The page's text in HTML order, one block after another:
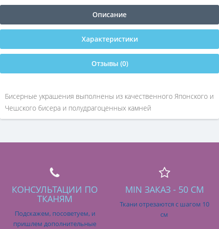
Описание
Характеристики
Отзывы (0)
Бисерные украшения выполнены из качественного Японского и
Чешского бисера и полудрагоценных камней
КОНСУЛЬТАЦИИ ПО
ТКАНЯМ
Подскажем, посоветуем, и
пришлем дополнительные
MIN ЗАКАЗ - 50 СМ
Ткани отрезаются с шагом 10
см